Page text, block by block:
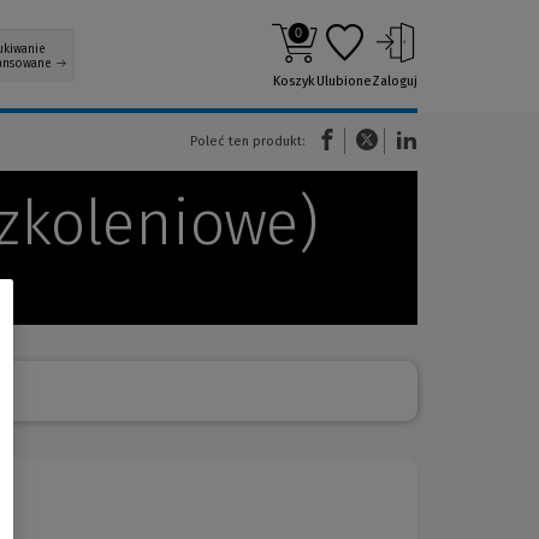
0
KoszykUlubioneZaloguj
Poleć ten produkt:
(Nowe okno)(Link do innej strony)